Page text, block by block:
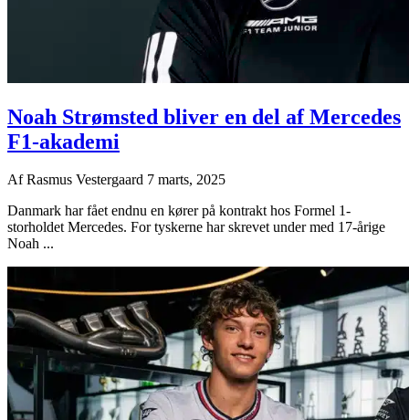
Noah Strømsted bliver en del af Mercedes
F1-akademi
AfRasmus Vestergaard 7 marts, 2025
Danmark har fået endnu en kører på kontrakt hos Formel 1-
storholdet Mercedes. For tyskerne har skrevet under med 17-årige
Noah ...